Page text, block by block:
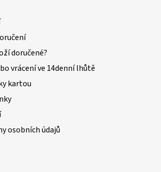
doručené?
vrácení ve 14denní lhůtě
kartou
osobních údajů